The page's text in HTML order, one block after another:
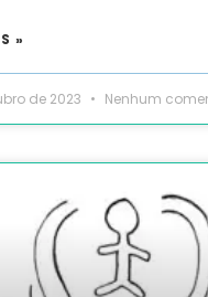
»
de 2023 Nenhum